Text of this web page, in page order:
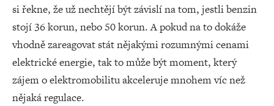
si řekne, že už nechtějí být závislí na tom, jestli benzin
stojí 36 korun, nebo 50 korun. A pokud na to dokáže
vhodně zareagovat stát nějakými rozumnými cenami
elektrické energie, tak to může být moment, který
zájem o elektromobilitu akceleruje mnohem víc než
nějaká regulace.